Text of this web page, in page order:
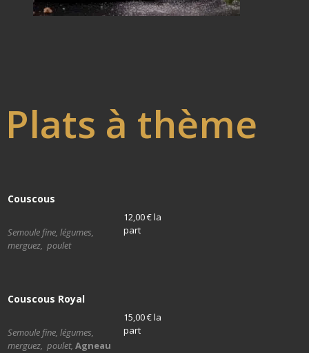
Plats à thème
Couscous
Semoule fine, légumes,
merguez, poulet
12,00 € la
part
Couscous Royal
Semoule fine, légumes,
merguez, poulet, Agneau
15,00 € la
part